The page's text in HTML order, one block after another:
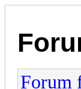
Forum